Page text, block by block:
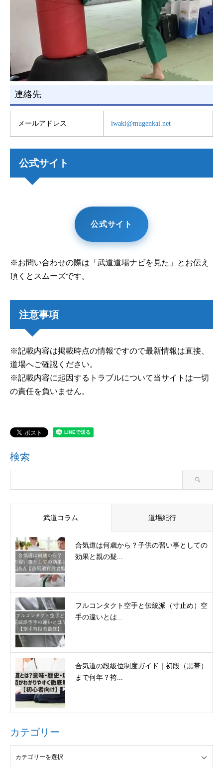
連絡先
メールアドレス iwaki@mugenkai.net
公式サイト
公式サイト
※お問い合わせの際は「武道道場ナビを見た」とお伝え
頂くとスムーズです。
注意事項
※記載内容は掲載時点の情報ですので最新情報は直接、
道場へご確認ください。
※記載内容に起因するトラブルについて当サイトは一切
の責任を負いません。
検索
武道コラム 道場紀行
合気道は何歳から？子供の習い事としての
効果と親の疑...
フルコンタクト空手と伝統派（寸止め）空
手の違いとは...
合気道の段級位制度ガイド｜初段（黒帯）
まで何年？袴...
カテゴリー